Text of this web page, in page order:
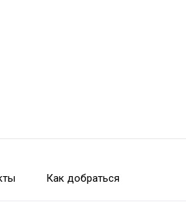
Как добраться